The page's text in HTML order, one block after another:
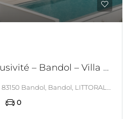
Vendu en co-exclusivité – Bandol – Villa contemporaine avec piscine et vue mer – 5 chambres – grand garage – piscine
0